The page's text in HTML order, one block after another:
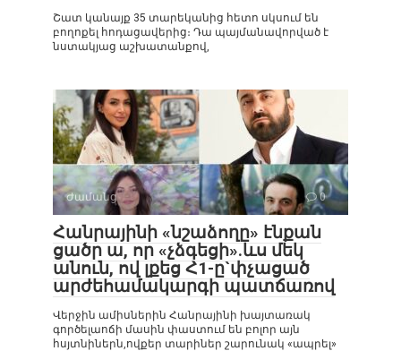
Շատ կանայք 35 տարեկանից հետո սկսում են
բողոքել հոդացավերից։ Դա պայմանավորված է
նստակյաց աշխատանքով,
Ժամանց 0
Հանրայինի «նշաձողը» էնքան
ցածր ա, որ «չձգեցի».ևս մեկ
անուն, ով լքեց Հ1-ը`փչացած
արժեհամակարգի պատճառով
Վերջին ամիսներին Հանրայինի խայտառակ
գործելաոճի մասին փաստում են բոլոր այն
հսյտնիներն,ովքեր տարիներ շարունակ «ապրել»